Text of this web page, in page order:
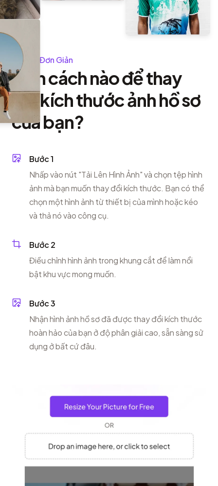
3 Bước Đơn Giản
Làm cách nào để thay
đổi kích thước ảnh hồ sơ
của bạn?
Bước 1
Nhấp vào nút "Tải Lên Hình Ảnh" và chọn tệp hình
ảnh mà bạn muốn thay đổi kích thước. Bạn có thể
chọn một hình ảnh từ thiết bị của mình hoặc kéo
và thả nó vào công cụ.
Bước 2
Điều chỉnh hình ảnh trong khung cắt để làm nổi
bật khu vực mong muốn.
Bước 3
Nhận hình ảnh hồ sơ đã được thay đổi kích thước
hoàn hảo của bạn ở độ phân giải cao, sẵn sàng sử
dụng ở bất cứ đâu.